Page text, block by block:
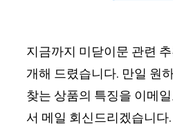
지금까지 미닫이문 관련
개해 드렸습니다. 만일 원
찾는 상품의 특징을 이메
서 메일 회신드리겠습니다.